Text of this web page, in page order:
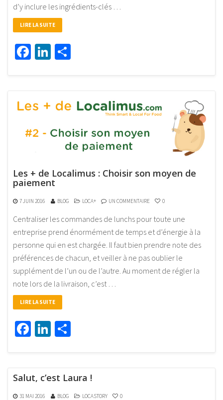
d’y inclure les ingrédients-clés …
LIRE LA SUITE
Facebook
LinkedIn
Les + de Localimus : Choisir son moyen de
paiement
7 JUIN 2016 BLOG LOCA+ UN COMMENTAIRE 0
Centraliser les commandes de lunchs pour toute une
entreprise prend énormément de temps et d’énergie à la
personne qui en est chargée. Il faut bien prendre note des
préférences de chacun, et veiller à ne pas oublier le
supplément de l’un ou de l’autre. Au moment de régler la
note lors de la livraison, c’est …
LIRE LA SUITE
Facebook
LinkedIn
Salut, c’est Laura !
31 MAI 2016 BLOG LOCASTORY 0